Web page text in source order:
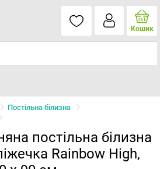
Кошик
Постільна білизна
постільна білизна
Rainbow High,